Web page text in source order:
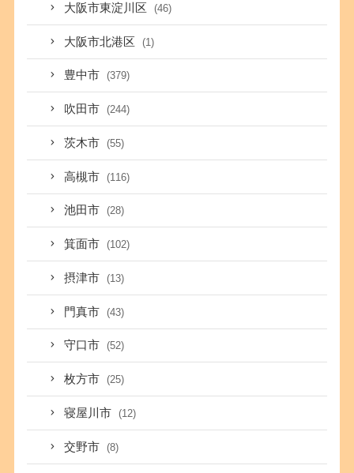
大阪市東淀川区 (46)
大阪市北港区 (1)
豊中市 (379)
吹田市 (244)
茨木市 (55)
高槻市 (116)
池田市 (28)
箕面市 (102)
摂津市 (13)
門真市 (43)
守口市 (52)
枚方市 (25)
寝屋川市 (12)
交野市 (8)